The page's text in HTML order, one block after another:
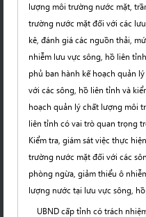
lượng môi trường nước mặt,
trường nước mặt đối với các
kê, đánh giá các nguồn thải,
nhiễm lưu vực sông, hồ liên
phủ ban hành kế hoạch quản
với các sông, hồ liên tỉnh và
hoạch quản lý chất lượng môi
liên tỉnh có vai trò quan trọng
Kiểm tra, giám sát việc thực
trường nước mặt đối với các
phòng ngừa, giảm thiểu ô
lượng nước tại lưu vực sông,
UBND cấp tỉnh có trách